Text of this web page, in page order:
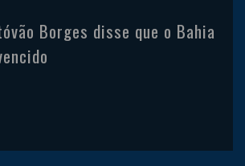
Borges disse que o Bahia